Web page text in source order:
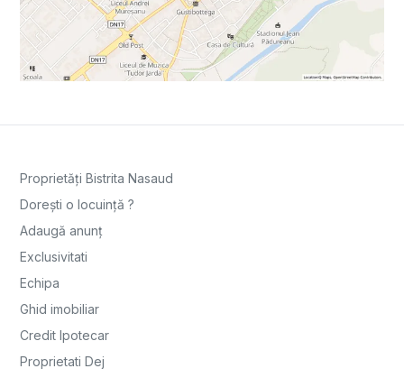
Proprietăți Bistrita Nasaud
Dorești o locuință ?
Adaugă anunț
Exclusivitati
Echipa
Ghid imobiliar
Credit Ipotecar
Proprietati Dej